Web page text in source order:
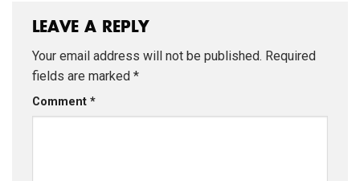
LEAVE A REPLY
Your email address will not be published. Required
fields are marked *
Comment *